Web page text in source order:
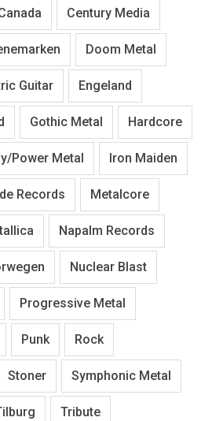
Century Media
Doom Metal
Guitar Engeland
Gothic Metal Hardcore
Power Metal Iron Maiden
Records Metalcore
Napalm Records
Nuclear Blast
Progressive Metal
Punk Rock
Stoner Symphonic Metal
Tribute